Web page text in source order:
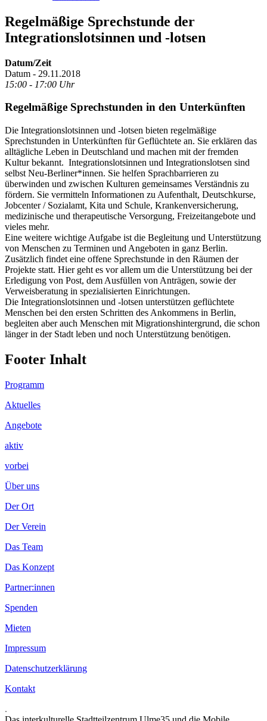
Regelmäßige Sprechstunde der
Integrationslotsinnen und -lotsen
Datum/Zeit
Datum - 29.11.2018
15:00 - 17:00 Uhr
Regelmäßige Sprechstunden in den Unterkünften
Die Integrationslotsinnen und -lotsen bieten regelmäßige
Sprechstunden in Unterkünften für Geflüchtete an. Sie erklären das
alltägliche Leben in Deutschland und machen mit der fremden
Kultur bekannt. Integrationslotsinnen und Integrationslotsen sind
selbst Neu-Berliner*innen. Sie helfen Sprachbarrieren zu
überwinden und zwischen Kulturen gemeinsames Verständnis zu
fördern. Sie vermitteln Informationen zu Aufenthalt, Deutschkurse,
Jobcenter / Sozialamt, Kita und Schule, Krankenversicherung,
medizinische und therapeutische Versorgung, Freizeitangebote und
vieles mehr.
Eine weitere wichtige Aufgabe ist die Begleitung und Unterstützung
von Menschen zu Terminen und Angeboten in ganz Berlin.
Zusätzlich findet eine offene Sprechstunde in den Räumen der
Projekte statt. Hier geht es vor allem um die Unterstützung bei der
Erledigung von Post, dem Ausfüllen von Anträgen, sowie der
Verweisberatung in spezialisierten Einrichtungen.
Die Integrationslotsinnen und -lotsen unterstützen geflüchtete
Menschen bei den ersten Schritten des Ankommens in Berlin,
begleiten aber auch Menschen mit Migrationshintergrund, die schon
länger in der Stadt leben und noch Unterstützung benötigen.
Footer Inhalt
Programm
Aktuelles
Angebote
aktiv
vorbei
Über uns
Der Ort
Der Verein
Das Team
Das Konzept
Partner:innen
Spenden
Mieten
Impressum
Datenschutzerklärung
Kontakt
.